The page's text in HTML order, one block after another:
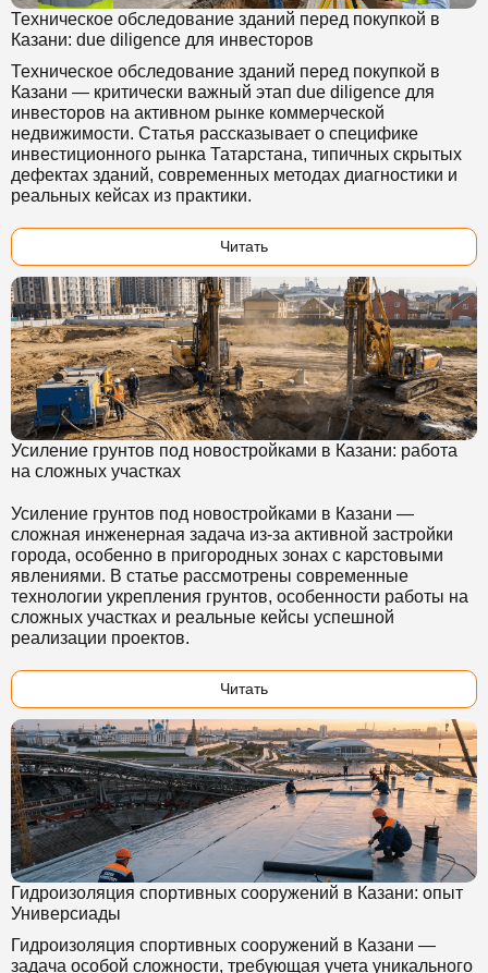
Техническое обследование зданий перед покупкой в
Казани: due diligence для инвесторов
Техническое обследование зданий перед покупкой в
Казани — критически важный этап due diligence для
инвесторов на активном рынке коммерческой
недвижимости. Статья рассказывает о специфике
инвестиционного рынка Татарстана, типичных скрытых
дефектах зданий, современных методах диагностики и
реальных кейсах из практики.
Читать
Усиление грунтов под новостройками в Казани: работа
на сложных участках
Усиление грунтов под новостройками в Казани —
сложная инженерная задача из-за активной застройки
города, особенно в пригородных зонах с карстовыми
явлениями. В статье рассмотрены современные
технологии укрепления грунтов, особенности работы на
сложных участках и реальные кейсы успешной
реализации проектов.
Читать
Гидроизоляция спортивных сооружений в Казани: опыт
Универсиады
Гидроизоляция спортивных сооружений в Казани —
задача особой сложности, требующая учета уникального